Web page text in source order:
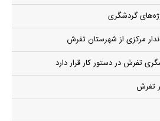
گردشگری
مرکزی از شهرستان تفرش
تفرش در دستور کار قرار دارد